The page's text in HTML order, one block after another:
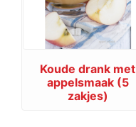
Koude drank met
appelsmaak (5
zakjes)